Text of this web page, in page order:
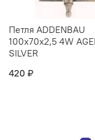
Петля ADDENBAU
100х70х2,5 4W
SILVER
420 ₽